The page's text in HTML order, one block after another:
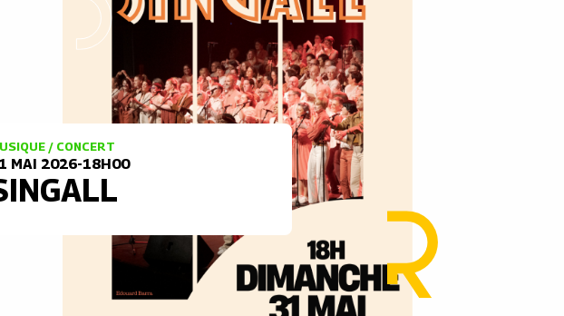
/ CONCERT
MAI 2026-18H00